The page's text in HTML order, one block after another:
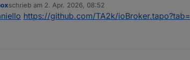
@daniellosollte es in der GitHub version geben
Bitte testen ob es geht
Würdest Du mir sagen auf welches Objekt ich
schrieb am 2. Apr. 2026, 08:52
zuletzt editiert von
https://github.com/TA2k/